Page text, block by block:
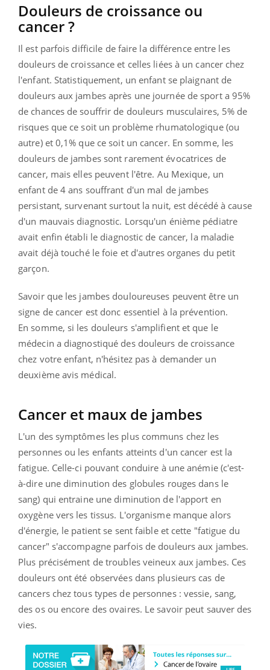
Douleurs de croissance ou
cancer ?
Il est parfois difficile de faire la différence entre les
douleurs de croissance et celles liées à un cancer chez
l'enfant. Statistiquement, un enfant se plaignant de
douleurs aux jambes après une journée de sport a 95%
de chances de souffrir de douleurs musculaires, 5% de
risques que ce soit un problème rhumatologique (ou
autre) et 0,1% que ce soit un cancer. En somme, les
douleurs de jambes sont rarement évocatrices de
cancer, mais elles peuvent l'être. Au Mexique, un
enfant de 4 ans souffrant d'un mal de jambes
persistant, survenant surtout la nuit, est décédé à cause
d'un mauvais diagnostic. Lorsqu'un énième pédiatre
avait enfin établi le diagnostic de cancer, la maladie
avait déjà touché le foie et d'autres organes du petit
garçon.
Savoir que les jambes douloureuses peuvent être un
signe de cancer est donc essentiel à la prévention.
En somme, si les douleurs s'amplifient et que le
médecin a diagnostiqué des douleurs de croissance
chez votre enfant, n'hésitez pas à demander un
deuxième avis médical.
Cancer et maux de jambes
L'un des symptômes les plus communs chez les
personnes ou les enfants atteints d'un cancer est la
fatigue. Celle-ci pouvant conduire à une anémie (c'est-
à-dire une diminution des globules rouges dans le
sang) qui entraine une diminution de l'apport en
oxygène vers les tissus. L'organisme manque alors
d'énergie, le patient se sent faible et cette "fatigue du
cancer" s'accompagne parfois de douleurs aux jambes.
Plus précisément de troubles veineux aux jambes. Ces
douleurs ont été observées dans plusieurs cas de
cancers chez tous types de personnes : vessie, sang,
des os ou encore des ovaires. Le savoir peut sauver des
vies.